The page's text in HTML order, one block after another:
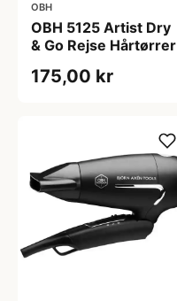
OBH
OBH 5125 Artist Dry
& Go Rejse Hårtørrer
175,00 kr